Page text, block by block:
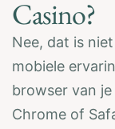
Casino?
Nee, dat is
mobiele
browser van
Chrome of